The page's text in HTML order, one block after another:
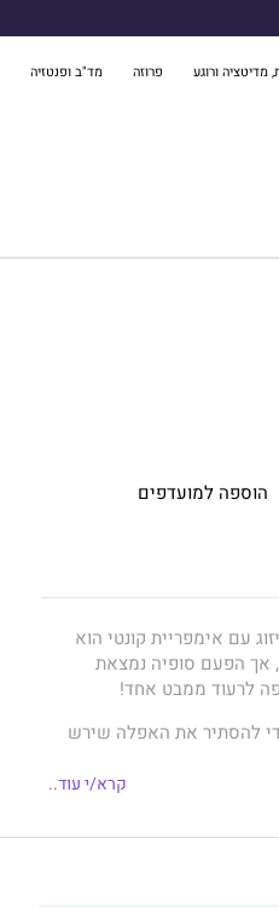
מדיטציה ורוגע פרוזה מד"ב ופנטזיה
הוספה למועדפים
עם אימפריית קונטי הוא
אך הפעם סופיה נמצאת
לרעוד ממבט אחד!
להסתיר את האפלה שירש
הנישואים שלה... אולי
קרא/י עוד..